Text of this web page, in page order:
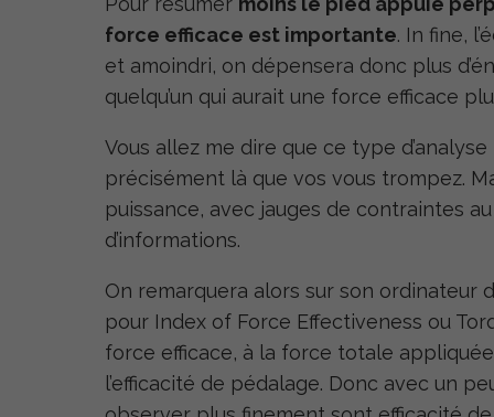
force efficace est importante. In fine,
et amoindri, on dépensera donc plus
quelqu’un qui aurait une force efficace
Vous allez me dire que ce type
précisément là que vos vous trompez.
puissance, avec jauges de contraintes
d’informations.
On remarquera alors sur son ordinateur
pour Index of Force Effectiveness ou
force efficace, à la force totale
l’efficacité de pédalage. Donc avec un